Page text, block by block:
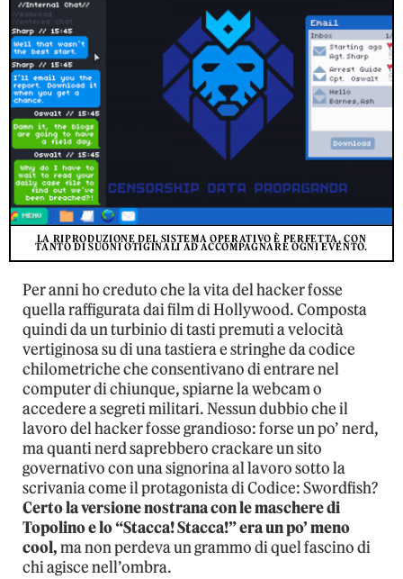
LA RIPRODUZIONE DEL SISTEMA OPERATIVO È PERFETTA, CON
TANTO DI SUONI OTIGINALI AD ACCOMPAGNARE OGNI EVENTO.
Per anni ho creduto che la vita del hacker fosse
quella raffigurata dai film di Hollywood. Composta
quindi da un turbinio di tasti premuti a velocità
vertiginosa su di una tastiera e stringhe da codice
chilometriche che consentivano di entrare nel
computer di chiunque, spiarne la webcam o
accedere a segreti militari. Nessun dubbio che il
lavoro del hacker fosse grandioso: forse un po’ nerd,
ma quanti nerd saprebbero crackare un sito
governativo con una signorina al lavoro sotto la
scrivania come il protagonista di Codice: Swordfish?
Certo la versione nostrana con le maschere di
Topolino e lo “Stacca! Stacca!” era un po’ meno
cool,ma non perdeva un grammo di quel fascino di
chi agisce nell’ombra.